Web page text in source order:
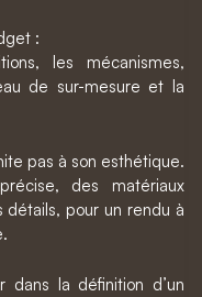
:
les mécanismes,
de sur-mesure et la
pas à son esthétique.
des matériaux
pour un rendu à
dans la définition d’un